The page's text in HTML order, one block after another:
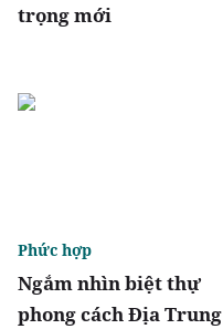
trọng mới
Ngắm nhìn biệt thự
phong cách Địa Trung
Phức hợp